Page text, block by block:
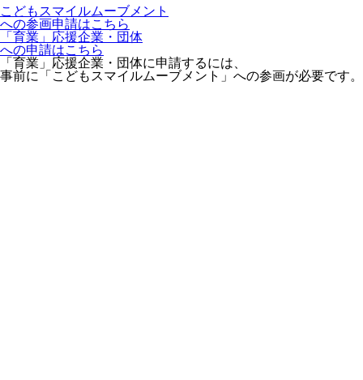
こどもスマイルムーブメント
への参画申請はこちら
「育業」応援企業・団体
への申請はこちら
「育業」応援企業・団体に申請するには、
事前に「こどもスマイルムーブメント」への参画が必要です。